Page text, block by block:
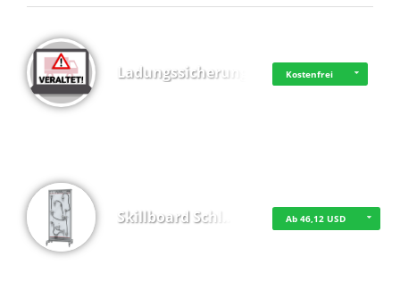
Ladungssicherung Kostenfrei
Skillboard Schl… Ab 46,12 USD